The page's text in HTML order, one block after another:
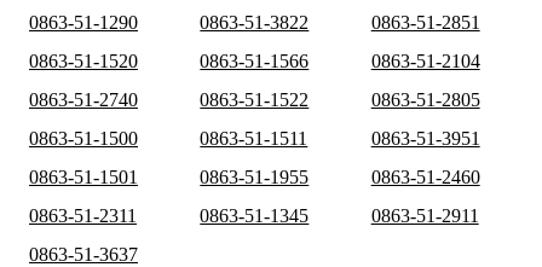
0863-51-1290
0863-51-3822
0863-51-2851
0863-51-1520
0863-51-1566
0863-51-2104
0863-51-2740
0863-51-1522
0863-51-2805
0863-51-1500
0863-51-1511
0863-51-3951
0863-51-1501
0863-51-1955
0863-51-2460
0863-51-2311
0863-51-1345
0863-51-2911
0863-51-3637